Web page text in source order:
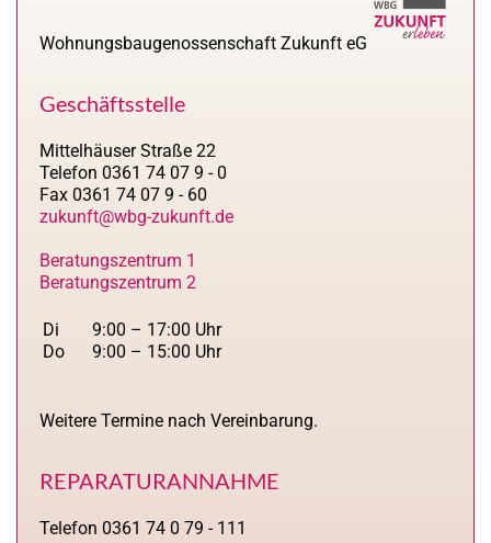
Wohnungsbaugenossenschaft Zukunft eG
Geschäftsstelle
Mittelhäuser Straße 22
Telefon 0361 74 07 9 - 0
Fax 0361 74 07 9 - 60
zukunft@wbg-zukunft.de
Beratungszentrum 1
Beratungszentrum 2
Di
Do
9:00 – 17:00 Uhr
9:00 – 15:00 Uhr
Weitere Termine nach Vereinbarung.
REPARATURANNAHME
Telefon 0361 74 0 79 - 111